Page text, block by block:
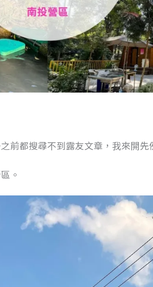
前都搜尋不到露友文章，我來開先
。